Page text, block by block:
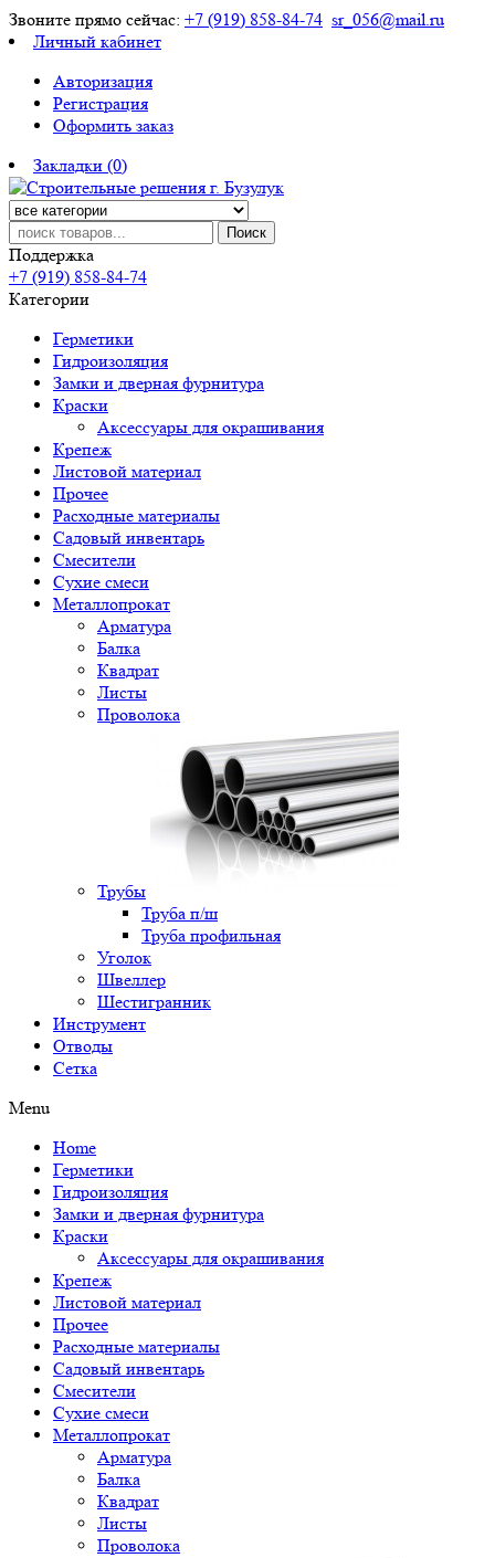
Звоните прямо сейчас: +7 (919) 858-84-74 sr_056@mail.ru
Личный кабинет
Авторизация
Регистрация
Оформить заказ
Закладки (0)
Поиск
Поддержка
+7 (919) 858-84-74
Категории
Герметики
Гидроизоляция
Замки и дверная фурнитура
Краски
Аксессуары для окрашивания
Крепеж
Листовой материал
Прочее
Расходные материалы
Садовый инвентарь
Смесители
Сухие смеси
Металлопрокат
Арматура
Балка
Квадрат
Листы
Проволока
Трубы
Труба п/ш
Труба профильная
Уголок
Швеллер
Шестигранник
Инструмент
Отводы
Сетка
Menu
Home
Герметики
Гидроизоляция
Замки и дверная фурнитура
Краски
Аксессуары для окрашивания
Крепеж
Листовой материал
Прочее
Расходные материалы
Садовый инвентарь
Смесители
Сухие смеси
Металлопрокат
Арматура
Балка
Квадрат
Листы
Проволока